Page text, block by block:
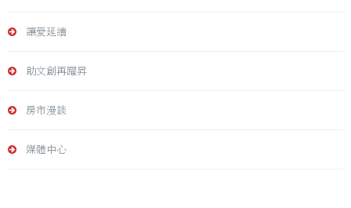
讓愛延續
助文創再躍昇
房市漫談
媒體中心